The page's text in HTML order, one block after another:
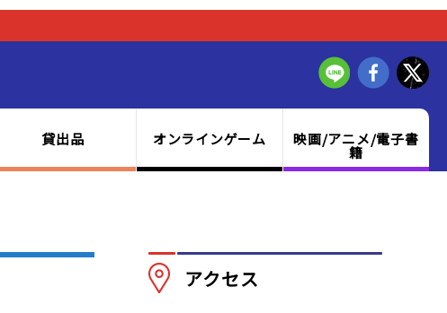
貸出品 オンラインゲーム 映画/アニメ/電子書
籍
アクセス